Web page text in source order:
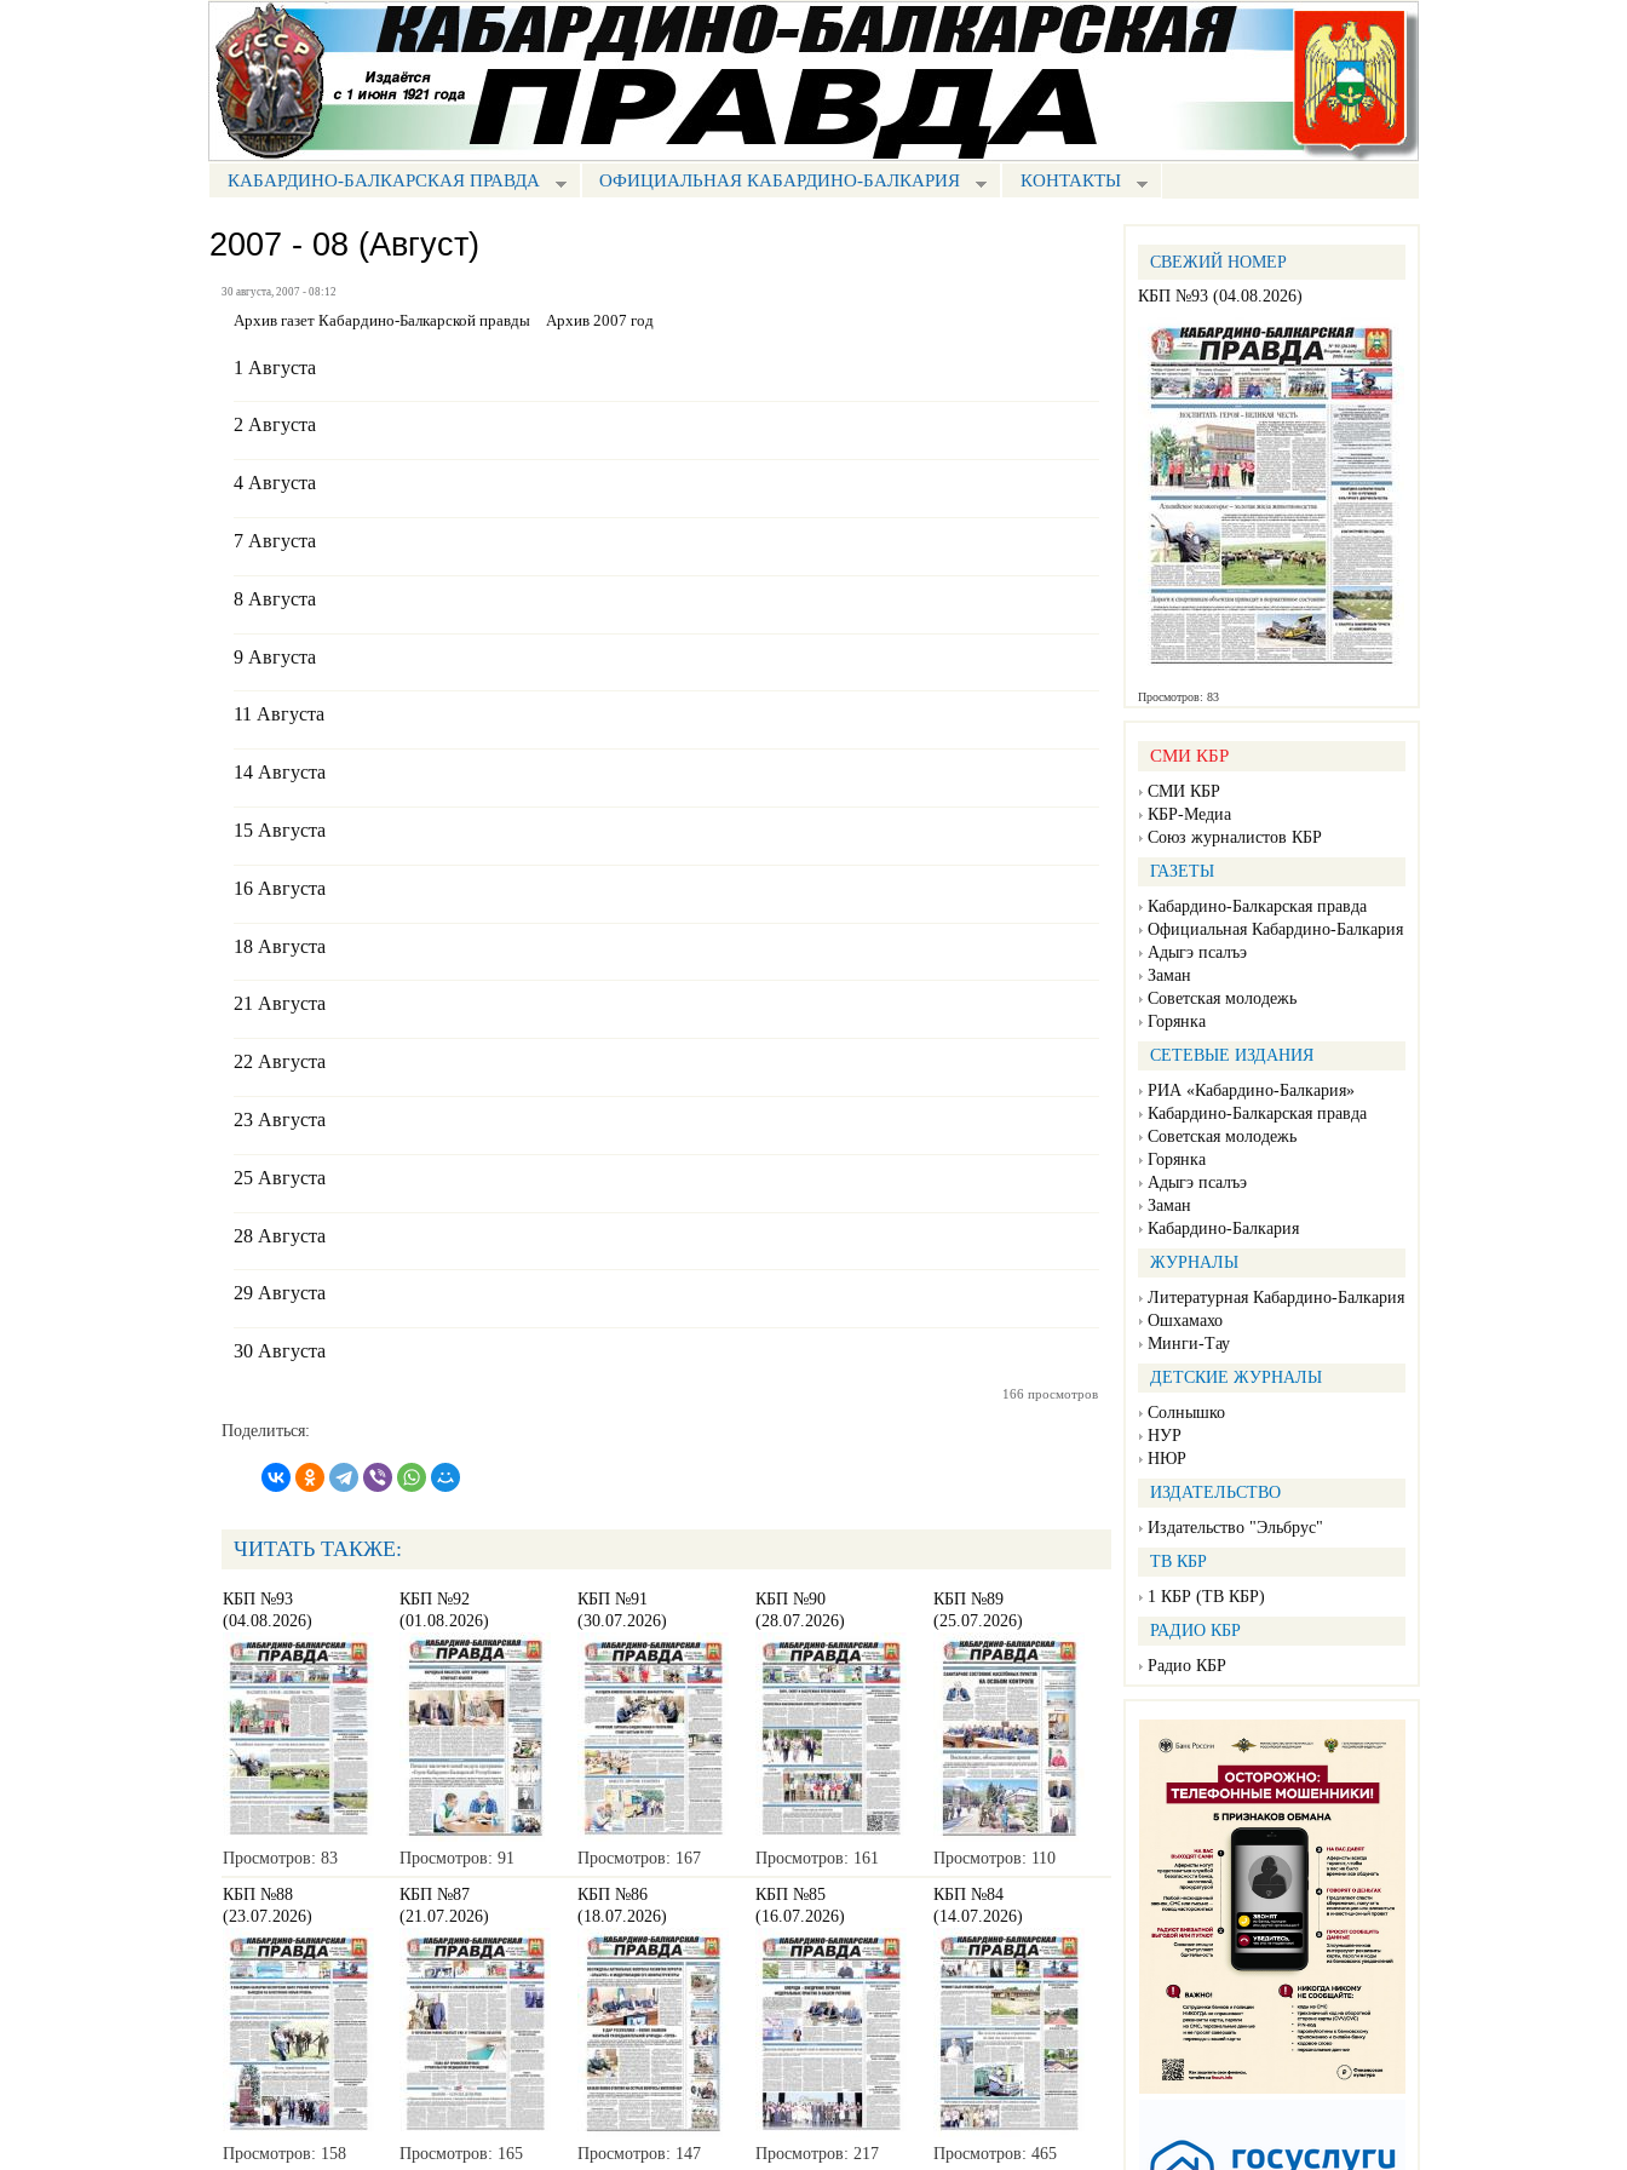
Перейти к
основному
Портал СМИ КБР
МЕНЮ КБП
КАБАРДИНО-БАЛКАРСКАЯ ПРАВДА ОФИЦИАЛЬНАЯ КАБАРДИНО-БАЛКАРИЯ КОНТАКТЫ
СВЕЖИЙ НОМЕР
КБП №93 (04.08.2026)
Просмотров: 83
СМИ КБР
СМИ КБР
КБР-Медиа
Союз журналистов КБР
ГАЗЕТЫ
Кабардино-Балкарская правда
Официальная Кабардино-Балкария
Адыгэ псалъэ
Заман
Советская молодежь
Горянка
СЕТЕВЫЕ ИЗДАНИЯ
РИА «Кабардино-Балкария»
Кабардино-Балкарская правда
Советская молодежь
Горянка
Адыгэ псалъэ
Заман
Кабардино-Балкария
ЖУРНАЛЫ
Литературная Кабардино-Балкария
Ошхамахо
Минги-Тау
ДЕТСКИЕ ЖУРНАЛЫ
Солнышко
НУР
НЮР
ИЗДАТЕЛЬСТВО
Издательство "Эльбрус"
ТВ КБР
1 КБР (ТВ КБР)
РАДИО КБР
Радио КБР
2007 - 08 (Август)
30 августа, 2007 - 08:12
Архив газет Кабардино-Балкарской правды Архив 2007 год
1 Августа
2 Августа
4 Августа
7 Августа
8 Августа
9 Августа
11 Августа
14 Августа
15 Августа
16 Августа
18 Августа
21 Августа
22 Августа
23 Августа
25 Августа
28 Августа
29 Августа
30 Августа
166 просмотров
Поделиться:
ЧИТАТЬ ТАКЖЕ:
КБП №93
(04.08.2026)
Просмотров: 83
КБП №92
(01.08.2026)
Просмотров: 91
КБП №91
(30.07.2026)
Просмотров: 167
КБП №90
(28.07.2026)
Просмотров: 161
КБП №89
(25.07.2026)
Просмотров: 110
КБП №88
(23.07.2026)
Просмотров: 158
КБП №87
(21.07.2026)
Просмотров: 165
КБП №86
(18.07.2026)
Просмотров: 147
КБП №85
(16.07.2026)
Просмотров: 217
КБП №84
(14.07.2026)
Просмотров: 465